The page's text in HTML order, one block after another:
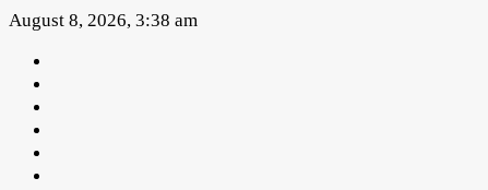
August 8, 2026, 3:38 am